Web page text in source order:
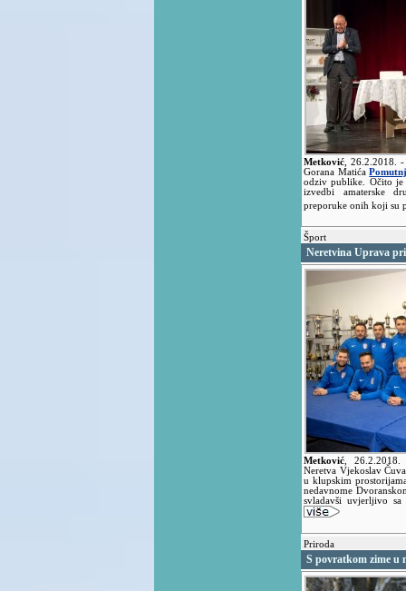
Metković ,26.2.2018.-
Gorana Matića
odziv publike. Očito je
izvedbi amaterske
preporuke onih koji su
Šport
Neretvina Uprava
Metković
Neretva Vjekoslav
u klupskim
nedavnome
svladavši uvjerljivo
Priroda
S povratkom zime u